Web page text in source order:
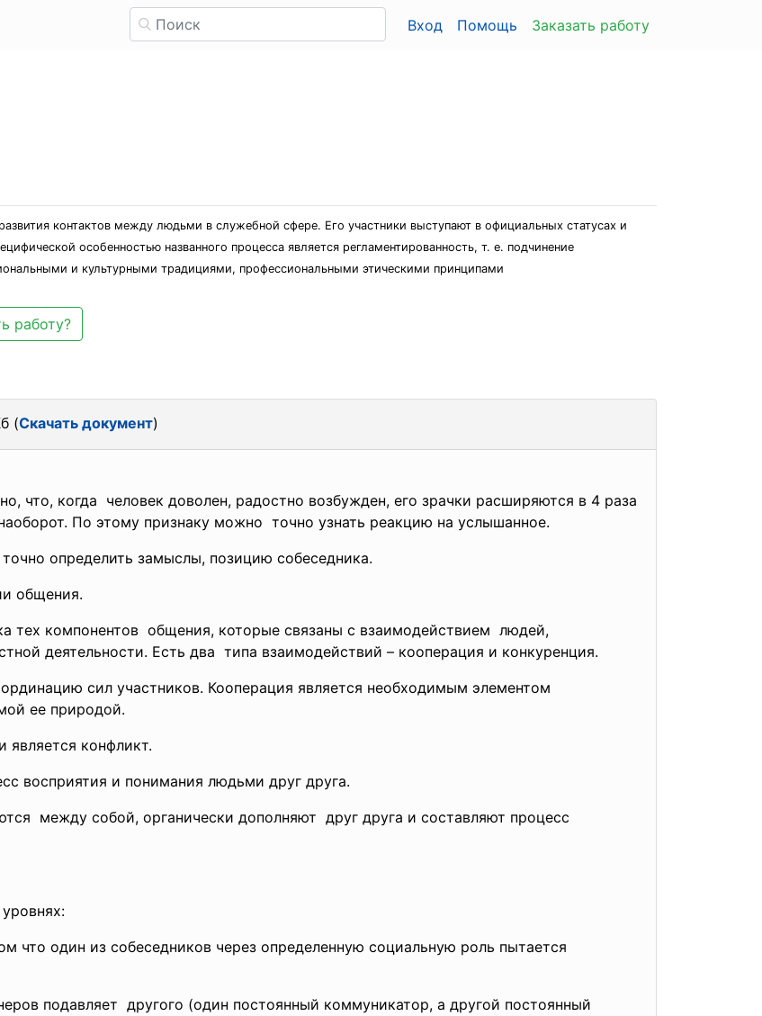
Вход Помощь Заказать работу
контактов между людьми в служебной сфере. Его участники выступают в официальных статусах и
особенностью названного процесса является регламентированность, т. е. подчинение
и культурными традициями, профессиональными этическими принципами
работу?
(Скачать документ)
что, когда человек доволен, радостно возбужден, его зрачки расширяются в 4 раза
По этому признаку можно точно узнать реакцию на услышанное.
определить замыслы, позицию собеседника.
общения.
тех компонентов общения, которые связаны с взаимодействием людей,
деятельности. Есть два типа взаимодействий – кооперация и конкуренция.
сил участников. Кооперация является необходимым элементом
ее природой.
конфликт.
восприятия и понимания людьми друг друга.
между собой, органически дополняют друг друга и составляют процесс
что один из собеседников через определенную социальную роль пытается
подавляет другого (один постоянный коммуникатор, а другой постоянный